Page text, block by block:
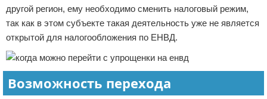
другой регион, ему необходимо сменить налоговый режим,
так как в этом субъекте такая деятельность уже не является
открытой для налогообложения по ЕНВД.
Возможность перехода